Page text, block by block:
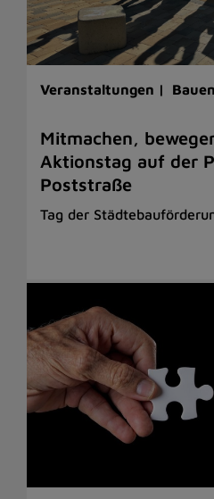
Veranstaltungen |
Mitmachen,
Aktionstag auf der
Poststraße
Tag der